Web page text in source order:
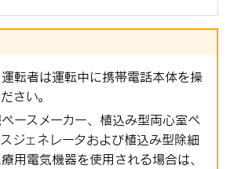
転者は運転中に携帯電話本体を操
さい。
ースメーカー、植込み型両心室ペ
ジェネレータおよび植込み型除細
用電気機器を使用される場合は、